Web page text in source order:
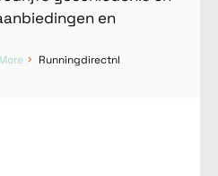
en
Runningdirectnl